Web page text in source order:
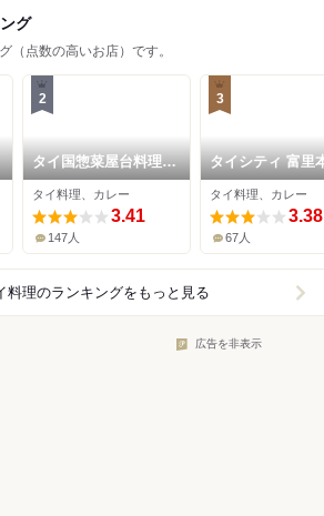
グ
（点数の高いお店）です。
2
タイ国惣菜屋台料理
ゲウチャイ 成田
タイ料理、カレー
3.41
147人
3
タイシティ 富里
タイ料理、カレー
3.38
67人
料理のランキングをもっと見る
広告を非表示